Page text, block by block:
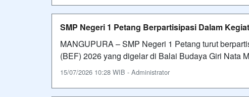
SMP Negeri 1 Petang Berpartisipasi Dalam
MANGUPURA – SMP Negeri 1 Petang turut
(BEF) 2026 yang digelar di Balai Budaya Giri Nata
15/07/2026 10:28 WIB - Administrator